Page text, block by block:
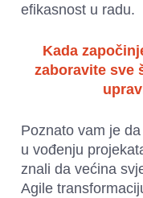
efikasnost u radu.
Kada
zaboravite sve
Poznato vam je
u vođenju
znali da većina
Agile